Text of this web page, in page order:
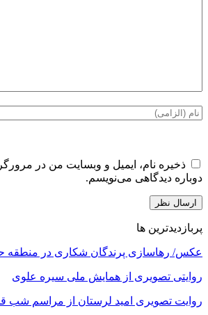
ذخیره نام، ایمیل و وبسایت من در
دوباره دیدگاهی می‌نویسم.
پربازدیدترین ها
عکس/ رهاسازی پرندگان شکاری در
روایتی تصویری از همایش ملی سیره علوی
روایت تصویری امید لرستان از مراسم شب